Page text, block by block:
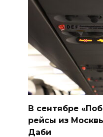
В сентябре
рейсы из
Даби